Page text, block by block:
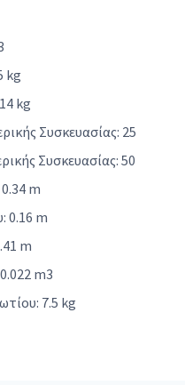
kg
kg
Συσκευασίας: 25
Συσκευασίας: 50
m
0.16 m
m
m3
7.5 kg